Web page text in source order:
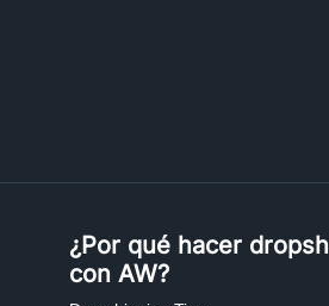
¿Por qué hacer
con AW?